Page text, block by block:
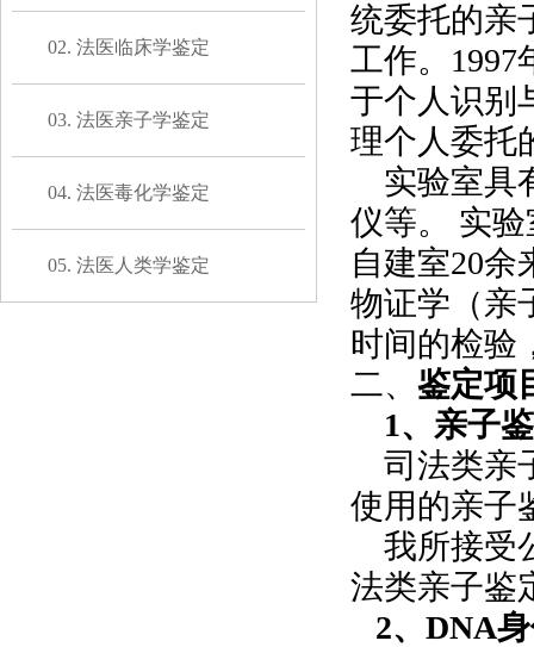
02. 法医临床学鉴定
03. 法医亲子学鉴定
04. 法医毒化学鉴定
05. 法医人类学鉴定
统委托的亲
工作。1997
于个人识别
理个人委托
实验室具
仪等。
实
自建室20余
物证学（亲
时间的检验
二、 鉴定项
1、亲子
司法类亲
使用的亲子
我所接受
法类亲子鉴
2、DNA